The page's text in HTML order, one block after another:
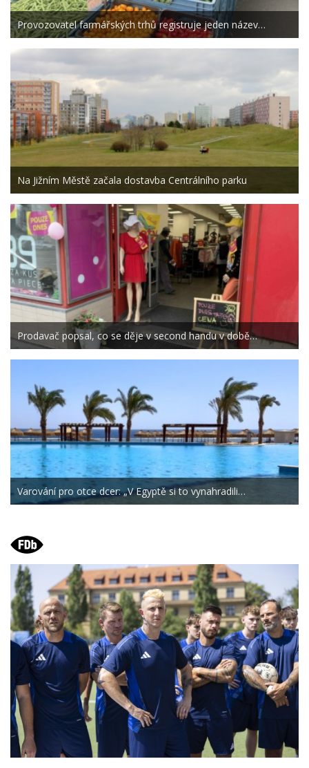
Provozovatel farmářských trhů registruje jeden název…
Na Jižním Městě začala dostavba Centrálního parku
Prodavač popsal, co se děje v second handu v době…
Varování pro otce dcer: „V Egyptě si to vynahradili…